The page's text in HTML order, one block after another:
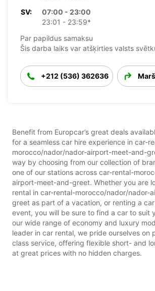
SV:
07:00 - 23:00
23:01 - 23:59*
Par papildus samaksu
Šis darba laiks var atšķirties valsts
+212 (536) 362636
Benefit from Europcar’s great deals
for a seamless car hire experience in car-
morocco/nador/nador-airport-meet-and-
way by choosing from our collection of
one of our stations across car-rental-
airport-meet-and-greet. Whether you are
rental in car-rental-morocco/nador/nador-
greet as part of a vacation, or renting a
event, you will be sure to find a car to suit
our wide range of economy and luxury
leader in car rental, we pride ourselves on
class service, offering flexible short- and
at great prices with no hidden charges.